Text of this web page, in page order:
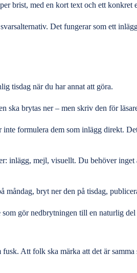
brist, med en kort text och ett
Det fungerar som ett
tisdag när du har annat att göra.
brytas ner – men skriv den för
formulera dem som inlägg direkt.
inlägg, mejl, visuellt. Du behöver
bryt ner den på tisdag,
gör nedbrytningen till en naturlig
Att folk ska märka att det är